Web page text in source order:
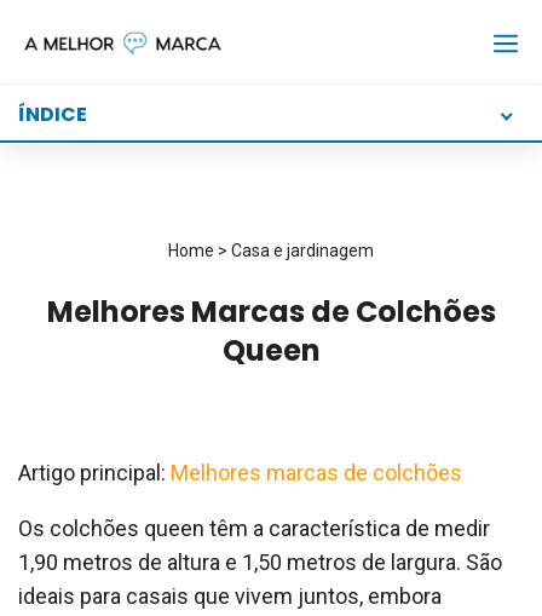
ÍNDICE
Home > Casa e jardinagem
Melhores Marcas de Colchões
Queen
Artigo principal: Melhores marcas de colchões
Os colchões queen têm a característica de medir
1,90 metros de altura e 1,50 metros de largura. São
ideais para casais que vivem juntos, embora